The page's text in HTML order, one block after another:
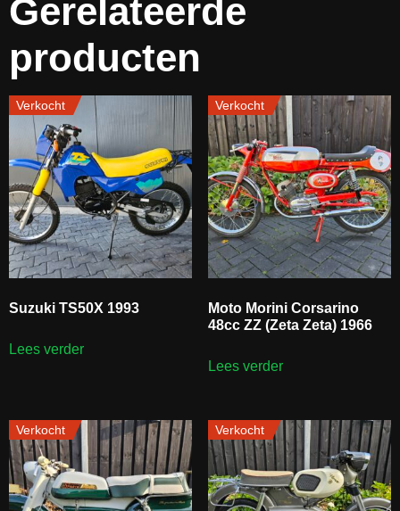
Gerelateerde
producten
Verkocht
Suzuki TS50X 1993
Lees verder
Verkocht
Moto Morini Corsarino
48cc ZZ (Zeta Zeta) 1966
Lees verder
Verkocht Verkocht